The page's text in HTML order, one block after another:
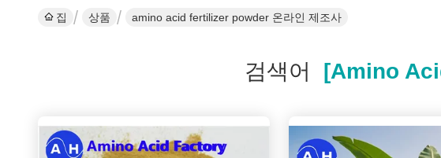
집 상품 amino acid fertilizer powder 온라인 제조사
검색어 [amino